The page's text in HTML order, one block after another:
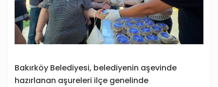
Bakırköy Belediyesi, belediyenin aşevinde
hazırlanan aşureleri ilçe genelinde